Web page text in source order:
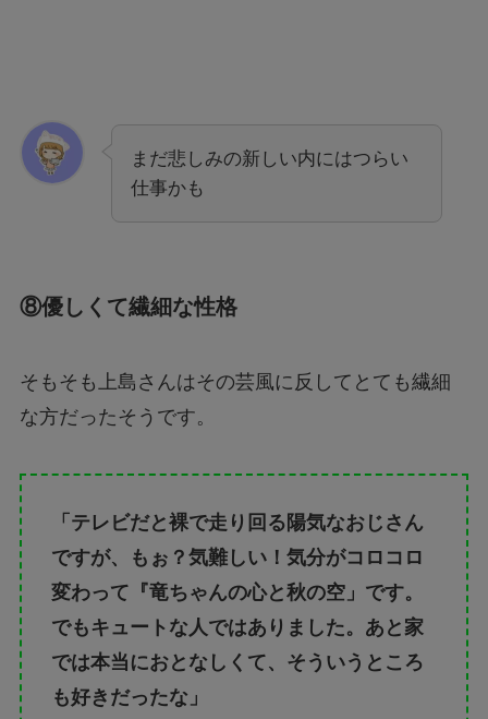
まだ悲しみの新しい内にはつらい
仕事かも
⑧優しくて繊細な性格
そもそも上島さんはその芸風に反してとても繊細
な方だったそうです。
「テレビだと裸で走り回る陽気なおじさん
ですが、もぉ？気難しい！気分がコロコロ
変わって『竜ちゃんの心と秋の空」です。
でもキュートな人ではありました。あと家
では本当におとなしくて、そういうところ
も好きだったな」